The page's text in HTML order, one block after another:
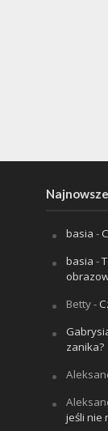
basia -
basia -
Betty-
zanika?
jeśli nie